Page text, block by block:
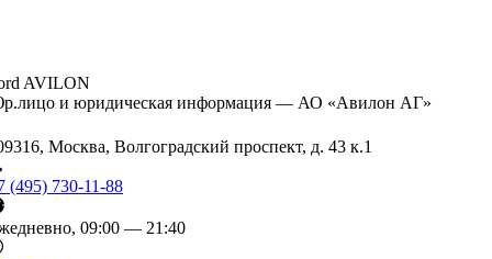
AVILON
и юридическая информация — АО «Авилон АГ»
Москва, Волгоградский проспект, д. 43 к.1
(495) 730-11-88
09:00 — 21:40